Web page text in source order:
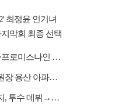
최정윤 인기녀
막회 최종 선택
'꼬꼬무' 단종과 엄흥도…장항준·프로미스나인 이채영·적재 게스트 출연
'구해줘! 홈즈' 이모란 필라테스 원장 용산 아파트 방문…냄비뚜껑 운동법 소개
'야구여왕2' 배드민턴 출신 송민지, 투수 데뷔→장수영 반등 예고